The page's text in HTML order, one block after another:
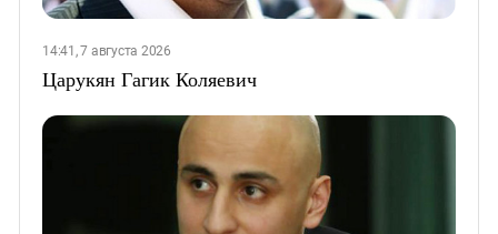
14:41, 7 августа 2026
Царукян Гагик Коляевич